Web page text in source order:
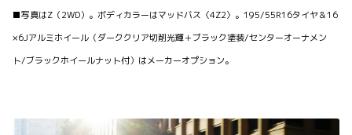
■写真はZ（2WD）。ボディカラーはマッドバス〈4Z2〉。195/55R16タイヤ＆16
×6Jアルミホイール（ダーククリア切削光輝＋ブラック塗装/センターオーナメン
ト/ブラックホイールナット付）はメーカーオプション。